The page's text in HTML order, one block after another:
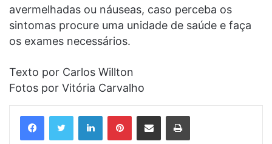
avermelhadas ou náuseas, caso perceba os
sintomas procure uma unidade de saúde e faça
os exames necessários.
Texto por Carlos Willton
Fotos por Vitória Carvalho
LinkedinPinterestCompartilhar via e-mail Imprimir